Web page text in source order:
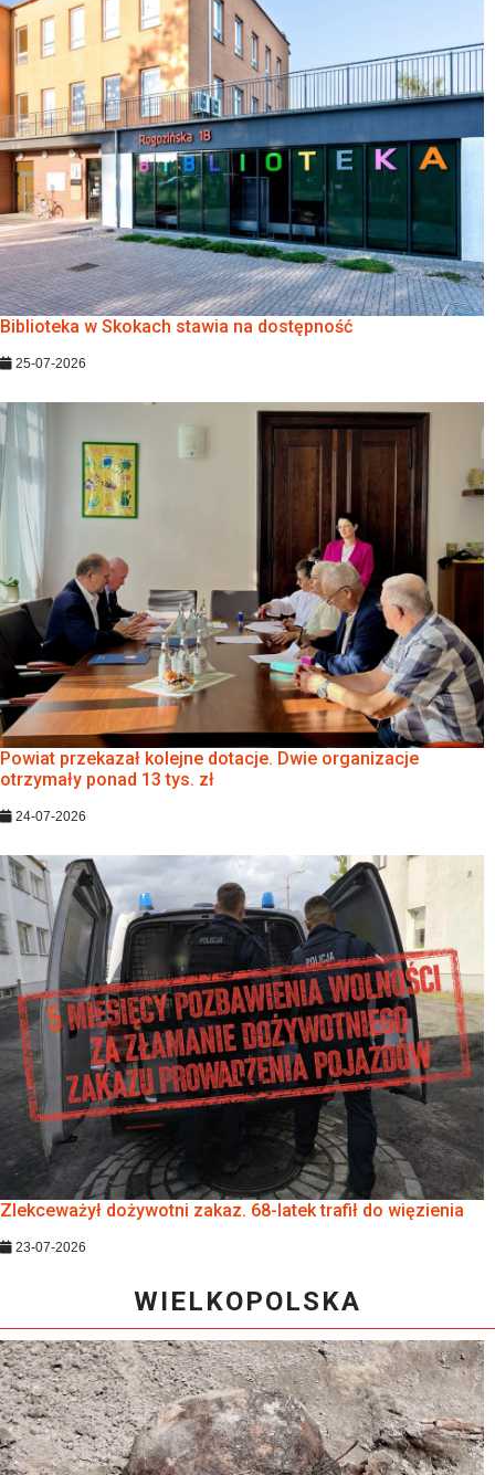
Biblioteka w Skokach stawia na dostępność
25-07-2026
Powiat przekazał kolejne dotacje. Dwie organizacje
otrzymały ponad 13 tys. zł
24-07-2026
Zlekceważył dożywotni zakaz. 68-latek trafił do więzienia
23-07-2026
WIELKOPOLSKA